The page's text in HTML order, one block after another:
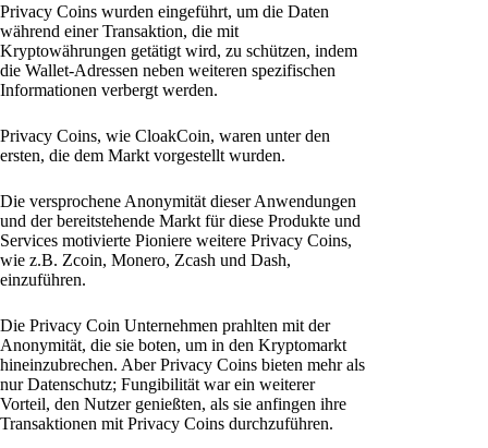
Privacy Coins wurden eingeführt, um die Daten
während einer Transaktion, die mit
Kryptowährungen getätigt wird, zu schützen, indem
die Wallet-Adressen neben weiteren spezifischen
Informationen verbergt werden.
Privacy Coins, wie CloakCoin, waren unter den
ersten, die dem Markt vorgestellt wurden.
Die versprochene Anonymität dieser Anwendungen
und der bereitstehende Markt für diese Produkte und
Services motivierte Pioniere weitere Privacy Coins,
wie z.B. Zcoin, Monero, Zcash und Dash,
einzuführen.
Die Privacy Coin Unternehmen prahlten mit der
Anonymität, die sie boten, um in den Kryptomarkt
hineinzubrechen. Aber Privacy Coins bieten mehr als
nur Datenschutz; Fungibilität war ein weiterer
Vorteil, den Nutzer genießten, als sie anfingen ihre
Transaktionen mit Privacy Coins durchzuführen.